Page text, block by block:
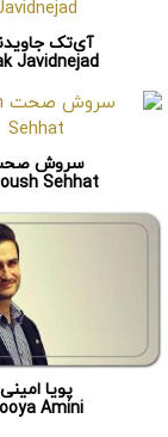
آی‌تک
Javidnejad
سروش
Sehhat
پویا امینی
Amini